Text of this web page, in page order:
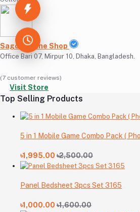
Sagor Online Shop
Office Bari 07, Mirpur 10, Dhaka, Bangladesh.
(7 customer reviews)
Visit Store
Top Selling Products
5 in 1 Mobile Game Combo Pack (
৳1,995.00 ৳2,500.00
Panel Bedsheet 3pcs Set 3165
৳1,000.00 ৳1,600.00